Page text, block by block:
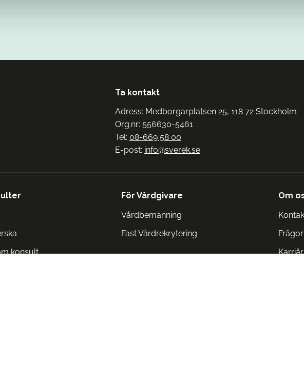
Ta kontakt
Adress: Medborgarplatsen 25, 118 72 Stockholm
Org.nr: 556630-5461
Tel: 08-669 58 00
E-post: info@sverek.se
konsult
För Vårdgivare
Vårdbemanning
Fast Vårdrekrytering
Om